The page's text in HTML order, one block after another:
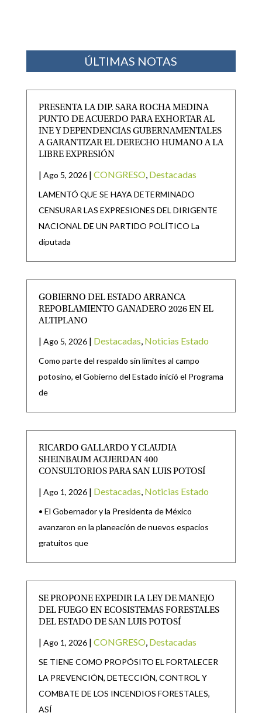
ÚLTIMAS NOTAS
PRESENTA LA DIP. SARA ROCHA MEDINA
PUNTO DE ACUERDO PARA EXHORTAR AL
INE Y DEPENDENCIAS GUBERNAMENTALES
A GARANTIZAR EL DERECHO HUMANO A LA
LIBRE EXPRESIÓN
| Ago 5, 2026 | CONGRESO, Destacadas
LAMENTÓ QUE SE HAYA DETERMINADO
CENSURAR LAS EXPRESIONES DEL DIRIGENTE
NACIONAL DE UN PARTIDO POLÍTICO La
diputada
GOBIERNO DEL ESTADO ARRANCA
REPOBLAMIENTO GANADERO 2026 EN EL
ALTIPLANO
| Ago 5, 2026 | Destacadas, Noticias Estado
Como parte del respaldo sin límites al campo
potosino, el Gobierno del Estado inició el Programa
de
RICARDO GALLARDO Y CLAUDIA
SHEINBAUM ACUERDAN 400
CONSULTORIOS PARA SAN LUIS POTOSÍ
| Ago 1, 2026 | Destacadas, Noticias Estado
• El Gobernador y la Presidenta de México
avanzaron en la planeación de nuevos espacios
gratuitos que
SE PROPONE EXPEDIR LA LEY DE MANEJO
DEL FUEGO EN ECOSISTEMAS FORESTALES
DEL ESTADO DE SAN LUIS POTOSÍ
| Ago 1, 2026 | CONGRESO, Destacadas
SE TIENE COMO PROPÓSITO EL FORTALECER
LA PREVENCIÓN, DETECCIÓN, CONTROL Y
COMBATE DE LOS INCENDIOS FORESTALES,
ASÍ